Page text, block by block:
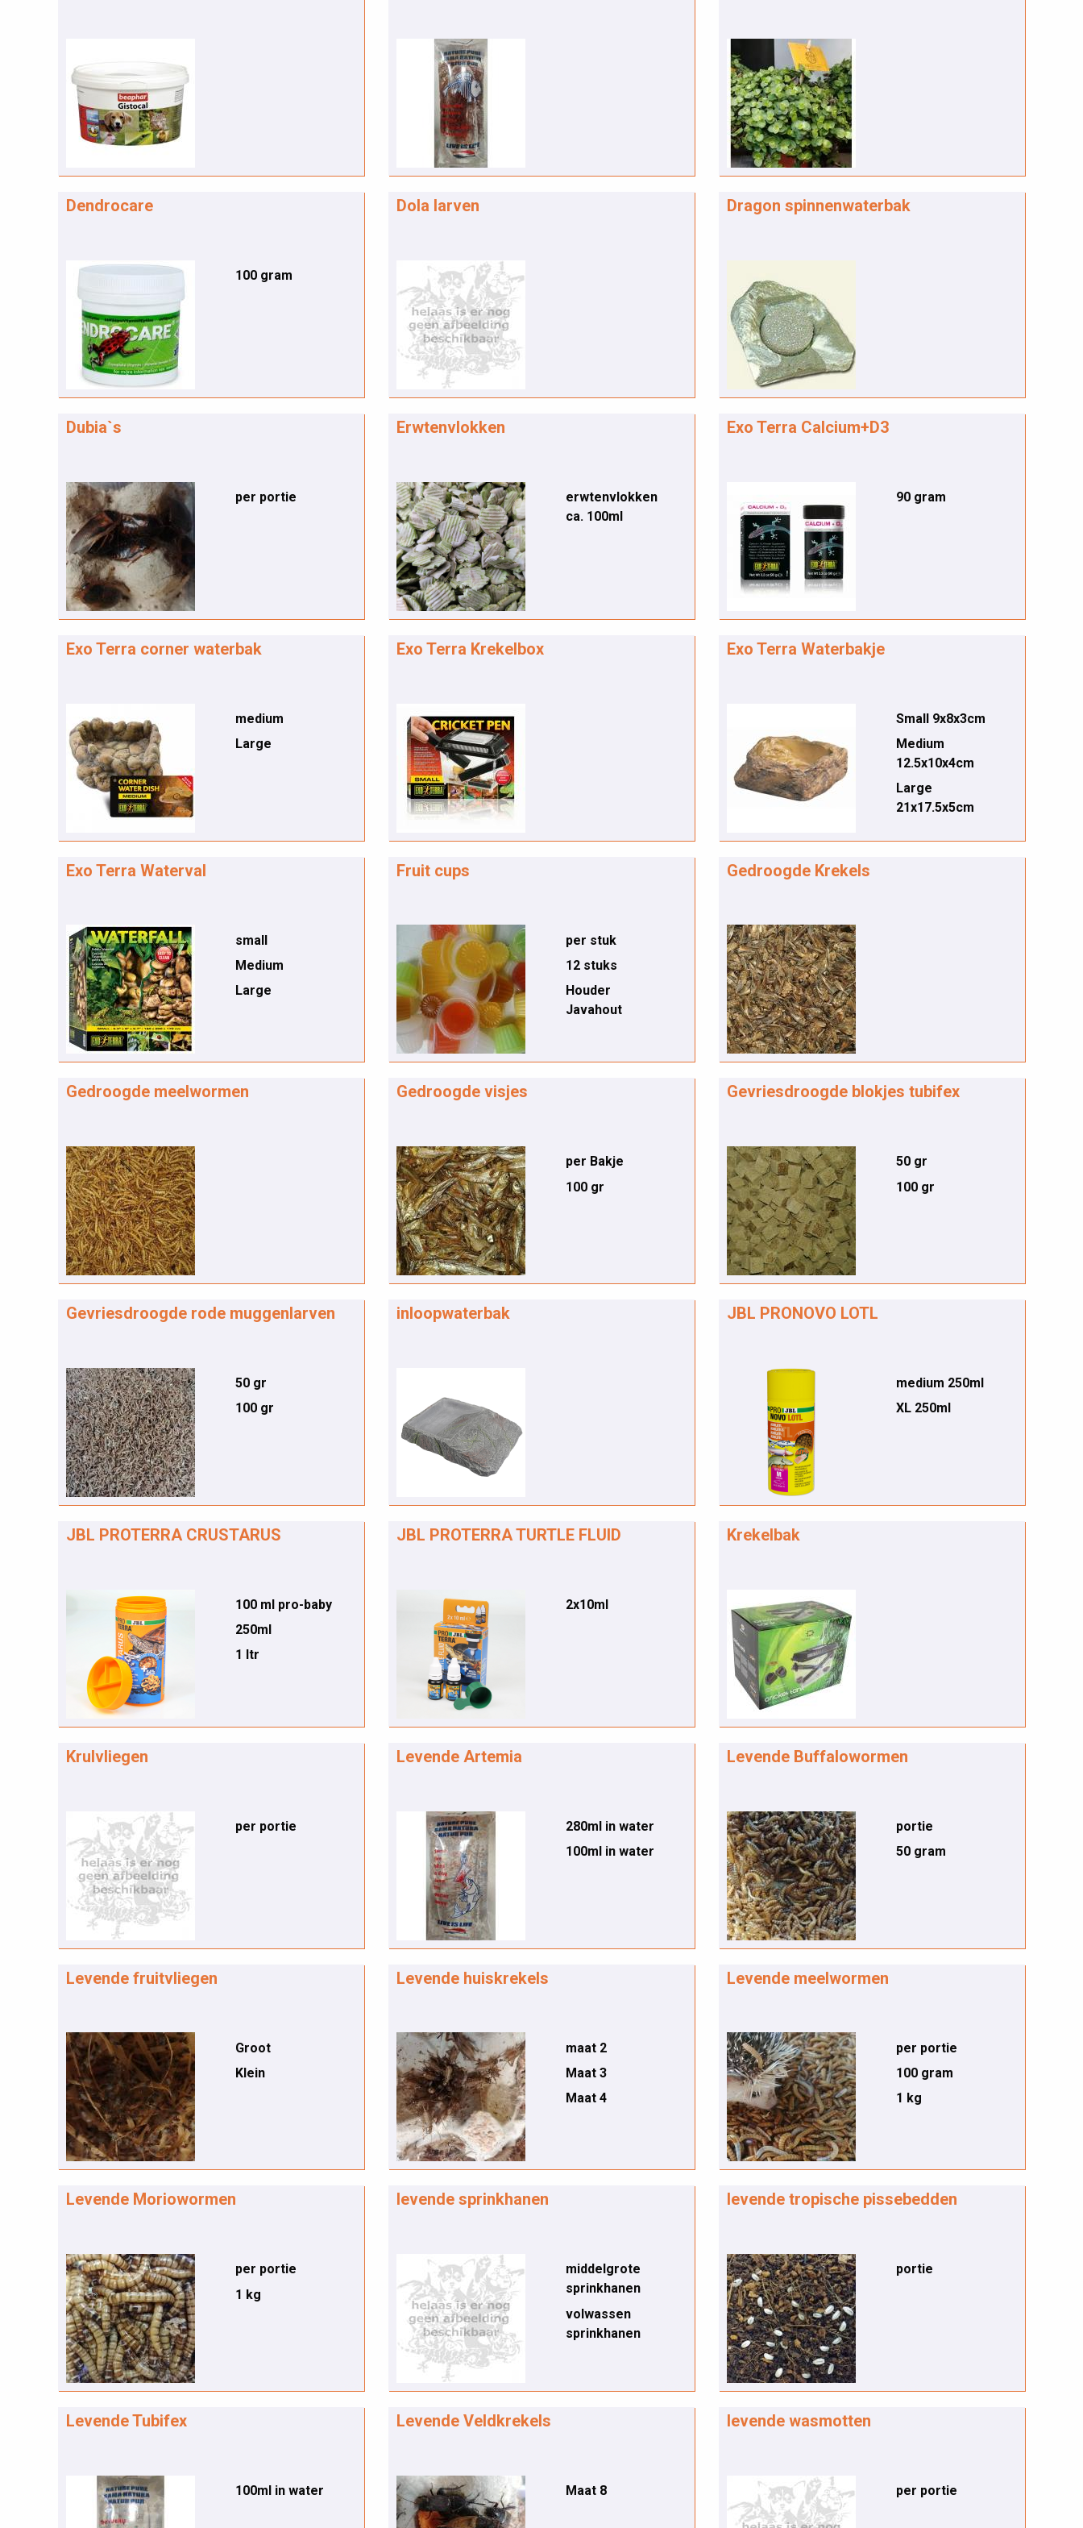
Dendrocare
100 gram
Dola larven Dragon spinnenwaterbak
Dubia`s
per portie
Erwtenvlokken
erwtenvlokken
ca. 100ml
Exo Terra Calcium+D3
90 gram
Exo Terra corner waterbak
medium
Large
Exo Terra Krekelbox Exo Terra Waterbakje
Small 9x8x3cm
Medium
12.5x10x4cm
Large
21x17.5x5cm
Exo Terra Waterval
small
Medium
Large
Fruit cups
per stuk
12 stuks
Houder
Javahout
Gedroogde Krekels
Gedroogde meelwormen Gedroogde visjes
per Bakje
100 gr
Gevriesdroogde blokjes tubifex
50 gr
100 gr
Gevriesdroogde rode muggenlarven
50 gr
100 gr
inloopwaterbak JBL PRONOVO LOTL
medium 250ml
XL 250ml
JBL PROTERRA CRUSTARUS
100 ml pro-baby
250ml
1 ltr
JBL PROTERRA TURTLE FLUID
2x10ml
Krekelbak
Krulvliegen
per portie
Levende Artemia
280ml in water
100ml in water
Levende Buffalowormen
portie
50 gram
Levende fruitvliegen
Groot
Klein
Levende huiskrekels
maat 2
Maat 3
Maat 4
Levende meelwormen
per portie
100 gram
1 kg
Levende Moriowormen
per portie
1 kg
levende sprinkhanen
middelgrote
sprinkhanen
volwassen
sprinkhanen
levende tropische pissebedden
portie
Levende Tubifex
100ml in water
Levende Veldkrekels
Maat 8
levende wasmotten
per portie